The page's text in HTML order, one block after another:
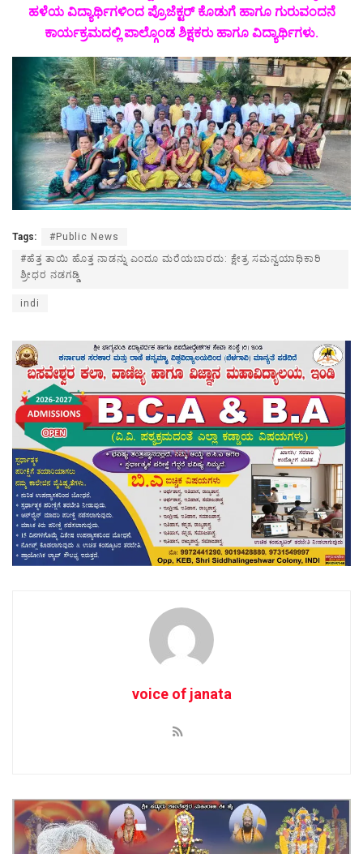
ಹಳೆಯ ವಿದ್ಯಾರ್ಥಿಗಳಿಂದ ಪ್ರೊಜೆಕ್ಟರ್ ಕೊಡುಗೆ ಹಾಗೂ ಗುರುವಂದನೆ
ಕಾರ್ಯಕ್ರಮದಲ್ಲಿ ಪಾಲ್ಗೊಂಡ ಶಿಕ್ಷಕರು ಹಾಗೂ ವಿದ್ಯಾರ್ಥಿಗಳು.
Tags:
#Public News
#ಹೆತ್ತ ತಾಯಿ ಹೊತ್ತ ನಾಡನ್ನು ಎಂದೂ ಮರೆಯಬಾರದು: ಕ್ಷೇತ್ರ ಸಮನ್ವಯಾಧಿಕಾರಿ
ಶ್ರೀಧರ ನಡಗಡ್ಡಿ
indi
voice of janata